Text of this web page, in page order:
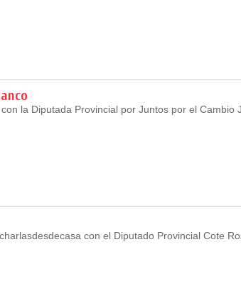
la Diputada Provincial por Juntos por el Cambio
con el Diputado Provincial Cote